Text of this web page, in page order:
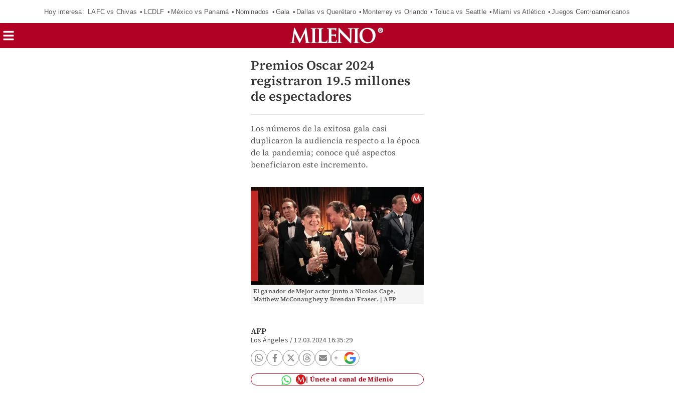
Hoy interesa: LAFC vs Chivas LCDLF México vs Panamá Nominados Gala Dallas vs Querétaro Monterrey vs Orlando Toluca vs Seattle Miami vs Atlético Juegos Centroamericanos
Premios Oscar 2024
registraron 19.5 millones
de espectadores
Los números de la exitosa gala casi
duplicaron la audiencia respecto a la época
de la pandemia; conoce qué aspectos
beneficiaron este incremento.
El ganador de Mejor actor junto a Nicolas Cage,
Matthew McConaughey y Brendan Fraser. | AFP
AFP
Los Ángeles /12.03.2024 16:35:29
Únete al canal de Milenio